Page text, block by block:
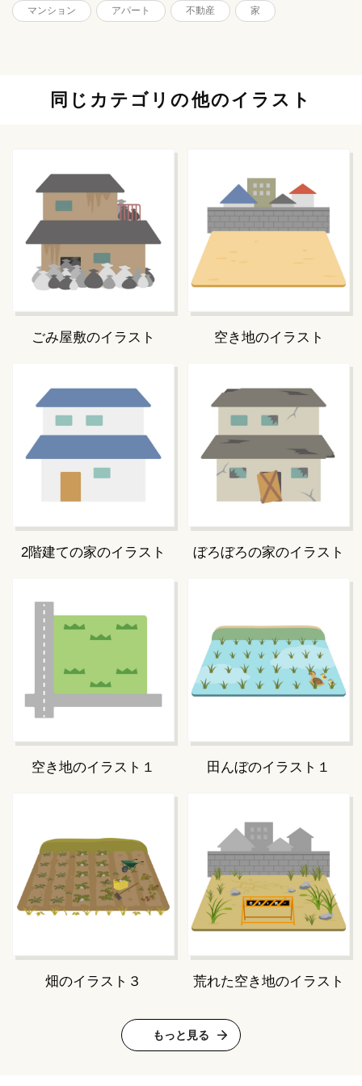
マンション アパート 不動産 家
同じカテゴリの他のイラスト
ごみ屋敷のイラスト 空き地のイラスト
2階建ての家のイラスト ぼろぼろの家のイラスト
空き地のイラスト１ 田んぼのイラスト１
畑のイラスト３ 荒れた空き地のイラスト
もっと見る